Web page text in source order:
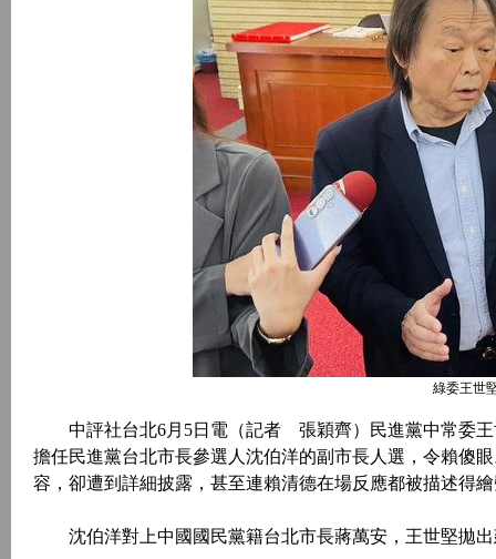
綠委王世
中評社台北6月5日電（記者 張穎齊）民進黨中常委王
擔任民進黨台北市長參選人沈伯洋的副市長人選，令賴傻
容，卻遭到詳細披露，甚至連賴清德在場反應都被描述得
沈伯洋對上中國國民黨籍台北市長蔣萬安，王世堅拋出